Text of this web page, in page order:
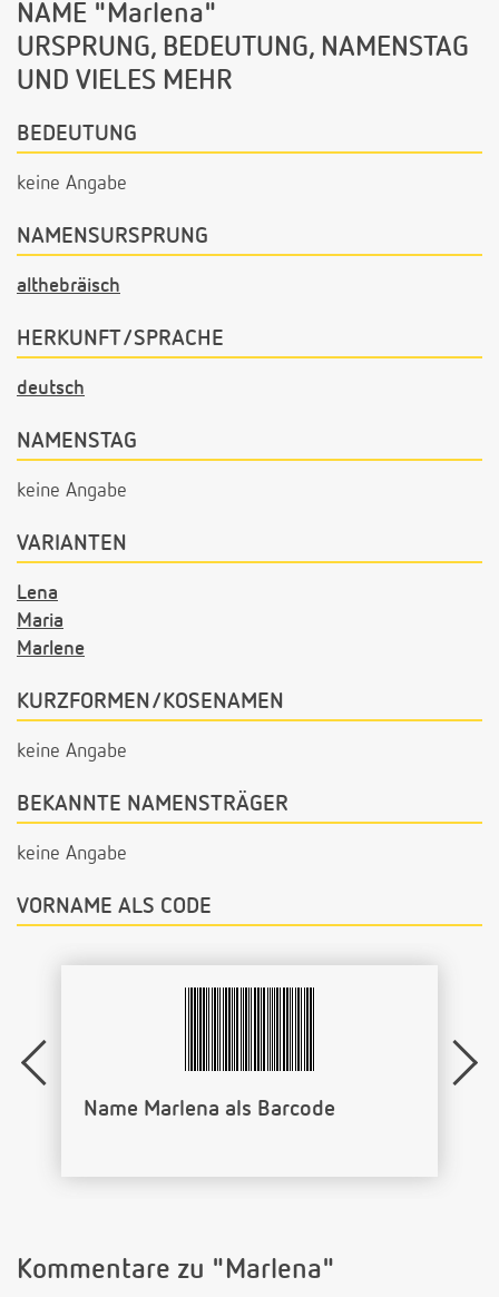
NAME "Marlena"
URSPRUNG, BEDEUTUNG, NAMENSTAG
UND VIELES MEHR
BEDEUTUNG
keine Angabe
NAMENSURSPRUNG
althebräisch
HERKUNFT/SPRACHE
deutsch
NAMENSTAG
keine Angabe
VARIANTEN
Lena
Maria
Marlene
KURZFORMEN/KOSENAMEN
keine Angabe
BEKANNTE NAMENSTRÄGER
keine Angabe
VORNAME ALS CODE
Name Marlena als Barcode
Kommentare zu "Marlena"